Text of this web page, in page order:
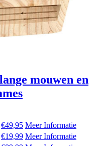
mouwen en
€49,95 Meer Informatie
€19,99 Meer Informatie